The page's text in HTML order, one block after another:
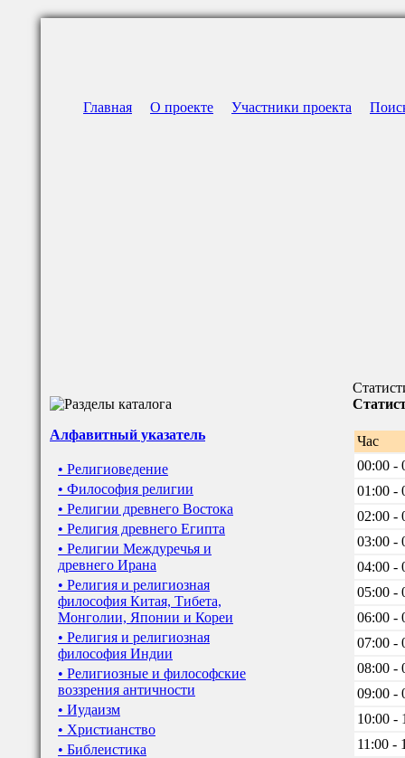
Главная О проекте Участники проекта
Алфавитный указатель
• Религиоведение
• Философия религии
• Религии древнего Востока
• Религия древнего Египта
• Религии Междуречья и
древнего Ирана
• Религия и религиозная
философия Китая, Тибета,
Монголии, Японии и Кореи
• Религия и религиозная
философия Индии
• Религиозные и философские
воззрения античности
• Иудаизм
• Христианство
• Библеистика
Час
00:00 -
01:00 -
02:00 -
03:00 -
04:00 -
05:00 -
06:00 -
07:00 -
08:00 -
09:00 -
10:00 -
11:00 -